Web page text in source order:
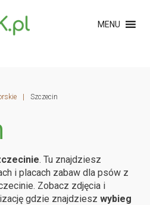
MENU
| Szczecin
. Tu znajdziesz
i placach zabaw dla psów z
Zobacz zdjęcia i
gdzie znajdziesz wybieg